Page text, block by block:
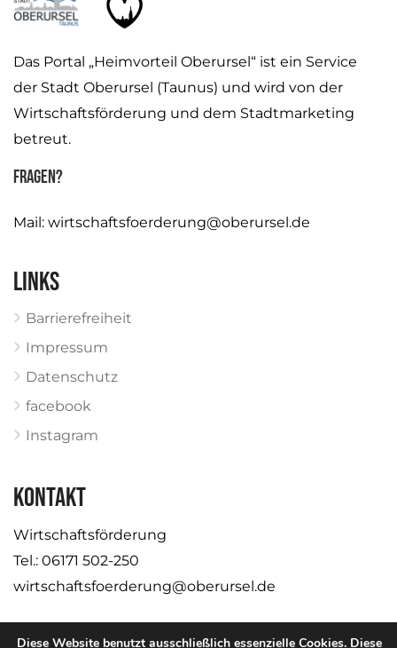
Das Portal „Heimvorteil Oberursel“ ist ein Service
der Stadt Oberursel (Taunus) und wird von der
Wirtschaftsförderung und dem Stadtmarketing
betreut.
Fragen?
Mail: wirtschaftsfoerderung@oberursel.de
Links
Barrierefreiheit
Impressum
Datenschutz
facebook
Instagram
KONTAKT
Wirtschaftsförderung
Tel.: 06171 502-250
wirtschaftsfoerderung@oberursel.de
Diese Website benutzt ausschließlich essenzielle Cookies. Diese